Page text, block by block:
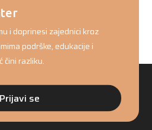
i doprinesi zajednici kroz
podrške, edukacije i
čini razliku.
Prijavi se